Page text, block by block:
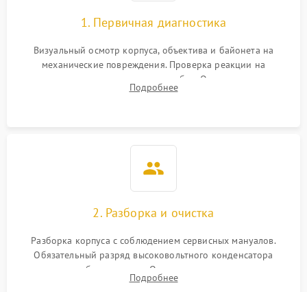
1. Первичная диагностика
Визуальный осмотр корпуса, объектива и байонета на
механические повреждения. Проверка реакции на
включение, считывание кодов ошибок. Оценка состояния
матрицы и затвора, проверка работы автофокуса и вспышки.
Подробнее
2. Разборка и очистка
Разборка корпуса с соблюдением сервисных мануалов.
Обязательный разряд высоковольтного конденсатора
вспышки для безопасности. Очистка внутренних узлов от
пыли, песка и следов влаги с помощью спецсредств.
Подробнее